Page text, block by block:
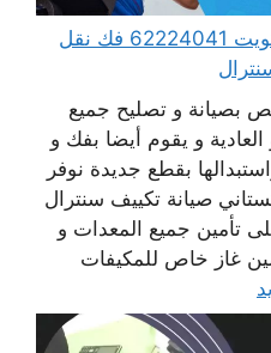
فني تكييف مركزي هندي الكويت 62224041 فك نقل
بصيانة و تصليح جميع
و يقوم أيضا بفك و
بقطع جديدة نوفر
صيانة تكييف سنترال
تأمين جميع المعدات و
غاز خاص للمكيفات